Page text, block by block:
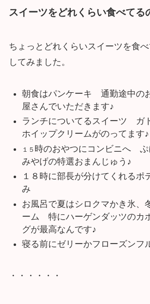
スイーツをどれくらい食べてる
ちょっとどれくらいスイーツを食
してみました。
朝食はパンケーキ 通勤途中の
屋さんでいただきます♪
ランチについてるスイーツ ガ
ホイップクリームがのってます♪
１５ 時のおやつにコンビニへ ぷ
みやげの特選おまんじゅう♪
１８時に部長が分けてくれるポ
み
お風呂で夏はシロクマかき氷、
ーム 特にハーゲンダッツのカ
グが最高なんです♪
寝る前にゼリーかフローズンフ
・・・・・・